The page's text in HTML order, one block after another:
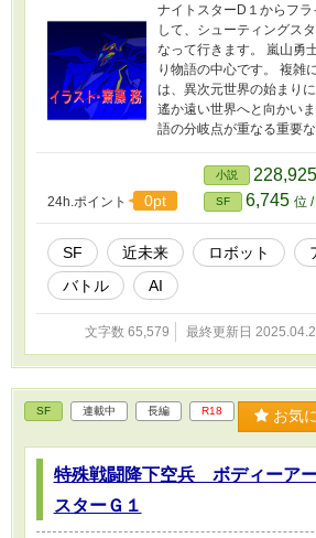
ナイトスターD１からフ
して、シューティングス
なって行きます。 嵐山勇
り物語の中心です。 複雑
は、異次元世界の始まり
遙か遠い世界へと向かい
語の分岐点が重なる重要な
24h.ポイント 0pt
小説 228,925
SF 6,745 位
SF 近未来 ロボット
バトル
AI
文字数 65,579 最終更新日
SF 連載中 長編 R18 お気
特殊戦闘降下空兵 ボディーア
スターＧ１